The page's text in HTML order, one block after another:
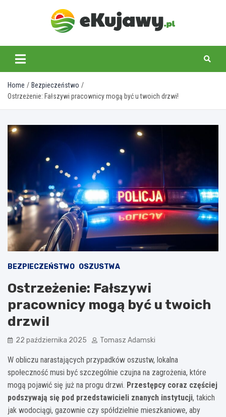
ekujawy.pl
Home
Bezpieczeństwo
Ostrzeżenie: Fałszywi pracownicy mogą być u twoich drzwi!
BEZPIECZEŃSTWO OSZUSTWA
Ostrzeżenie: Fałszywi
pracownicy mogą być u twoich
drzwi!
22 października 2025 Tomasz Adamski
W obliczu narastających przypadków oszustw, lokalna
społeczność musi być szczególnie czujna na zagrożenia, które
mogą pojawić się już na progu drzwi. Przestępcy coraz częściej
podszywają się pod przedstawicieli znanych instytucji, takich
jak wodociągi, gazownie czy spółdzielnie mieszkaniowe, aby